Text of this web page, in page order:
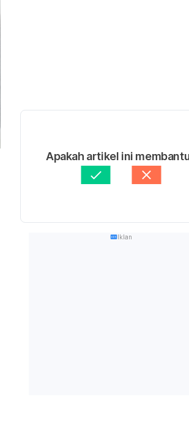
Apakah artikel ini
Iklan